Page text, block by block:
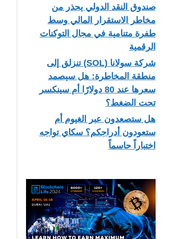
صندوق النقد الدولي يحذر من
مخاطر الاستقرار المالي وسط
طفرة متنامية في مجال التوكنات
الرقمية
شركة سولانا (SOL) تنزلق إلى
منطقة المخاطرة: هل سيصمد
سعرها عند 80 دولارًا أم سينكسر
تحت الضغط؟
هل ستصعدون عبر الغيوم أم
ستعودون أدراجكم؟ سكاي تواجه
اختباراً حاسماً